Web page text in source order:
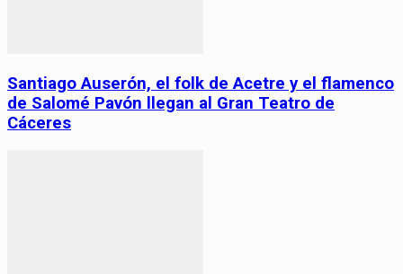
Santiago Auserón, el folk de Acetre y el flamenco
de Salomé Pavón llegan al Gran Teatro de
Cáceres